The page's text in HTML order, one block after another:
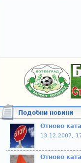
Подобни новини
Отново
13.12.2007,
Отново